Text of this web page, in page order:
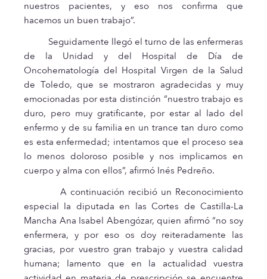
nuestros pacientes, y eso nos confirma que
hacemos un buen trabajo”.
Seguidamente llegó el turno de las enfermeras
de la Unidad y del Hospital de Día de
Oncohematología del Hospital Virgen de la Salud
de Toledo, que se mostraron agradecidas y muy
emocionadas por esta distinción “nuestro trabajo es
duro, pero muy gratificante, por estar al lado del
enfermo y de su familia en un trance tan duro como
es esta enfermedad; intentamos que el proceso sea
lo menos doloroso posible y nos implicamos en
cuerpo y alma con ellos”, afirmó Inés Pedreño.
A continuación recibió un Reconocimiento
especial la diputada en las Cortes de Castilla-La
Mancha Ana Isabel Abengózar, quien afirmó “no soy
enfermera, y por eso os doy reiteradamente las
gracias, por vuestro gran trabajo y vuestra calidad
humana; lamento que en la actualidad vuestra